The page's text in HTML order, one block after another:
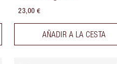
23,00 €
AÑADIR A LA CESTA